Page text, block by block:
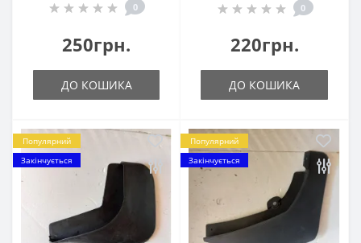
0
250грн.
ДО КОШИКА
0
220грн.
ДО КОШИКА
Популярний
Закінчується
Популярний
Закінчується